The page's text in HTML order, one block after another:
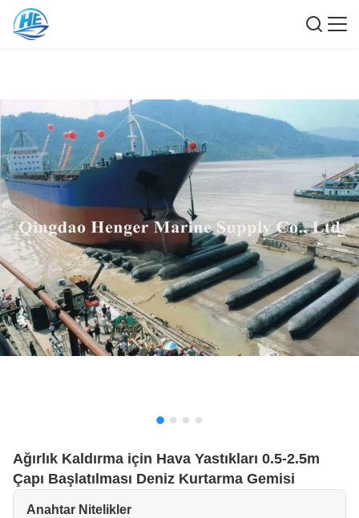
Ağırlık Kaldırma için Hava Yastıkları 0.5-2.5m
Çapı Başlatılması Deniz Kurtarma Gemisi
Anahtar Nitelikler